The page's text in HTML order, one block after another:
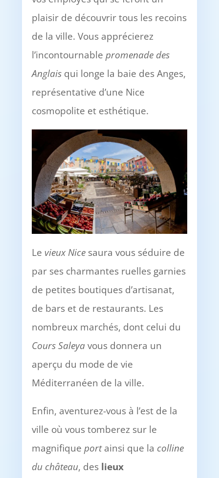
plaisir de découvrir tous les recoins
de la ville. Vous apprécierez
l’incontournable promenade des
Anglaisqui longe la baie des Anges,
représentative d’une Nice
cosmopolite et esthétique.
Le vieux Nicesaura vous séduire de
par ses charmantes ruelles garnies
de petites boutiques d’artisanat,
de bars et de restaurants. Les
nombreux marchés, dont celui du
Cours Saleyavous donnera un
aperçu du mode de vie
Méditerranéen de la ville.
Enfin, aventurez-vous à l’est de la
ville où vous tomberez sur le
magnifique portainsi que la colline
du château, des lieux